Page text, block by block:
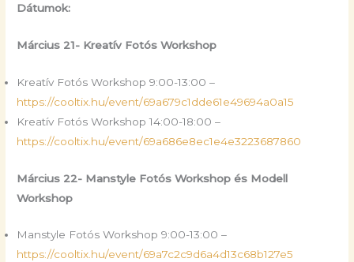
Dátumok:
Március 21- Kreatív Fotós Workshop
Kreatív Fotós Workshop 9:00-13:00 –
https://cooltix.hu/event/69a679c1dde61e49694a0a15
Kreatív Fotós Workshop 14:00-18:00 –
https://cooltix.hu/event/69a686e8ec1e4e3223687860
Március 22- Manstyle Fotós Workshop és Modell
Workshop
Manstyle Fotós Workshop 9:00-13:00 –
https://cooltix.hu/event/69a7c2c9d6a4d13c68b127e5